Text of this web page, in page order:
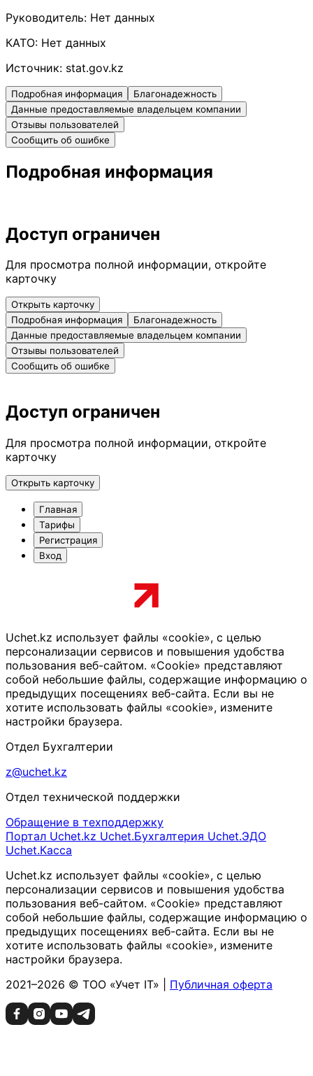
Руководитель: Нет данных
КАТО: Нет данных
Источник: stat.gov.kz
Подробная информация
Благонадежность
Данные предоставляемые владельцем компании
Отзывы пользователей
Сообщить об ошибке
Подробная информация
Доступ ограничен
Для просмотра полной информации, откройте
карточку
Открыть карточку
Подробная информация
Благонадежность
Данные предоставляемые владельцем компании
Отзывы пользователей
Сообщить об ошибке
Доступ ограничен
Для просмотра полной информации, откройте
карточку
Открыть карточку
Главная
Тарифы
Регистрация
Вход
Uchet.kz использует файлы «cookie», с целью
персонализации сервисов и повышения удобства
пользования веб-сайтом. «Cookie» представляют
собой небольшие файлы, содержащие информацию о
предыдущих посещениях веб-сайта. Если вы не
хотите использовать файлы «cookie», измените
настройки браузера.
Отдел Бухгалтерии
z@uchet.kz
Отдел технической поддержки
Обращение в техподдержку
Портал Uchet.kz Uchet.Бухгалтерия Uchet.ЭДО
Uchet.Касса
Uchet.kz использует файлы «cookie», с целью
персонализации сервисов и повышения удобства
пользования веб-сайтом. «Cookie» представляют
собой небольшие файлы, содержащие информацию о
предыдущих посещениях веб-сайта. Если вы не
хотите использовать файлы «cookie», измените
настройки браузера.
2021–2026 © ТОО «Учет IT» | Публичная оферта